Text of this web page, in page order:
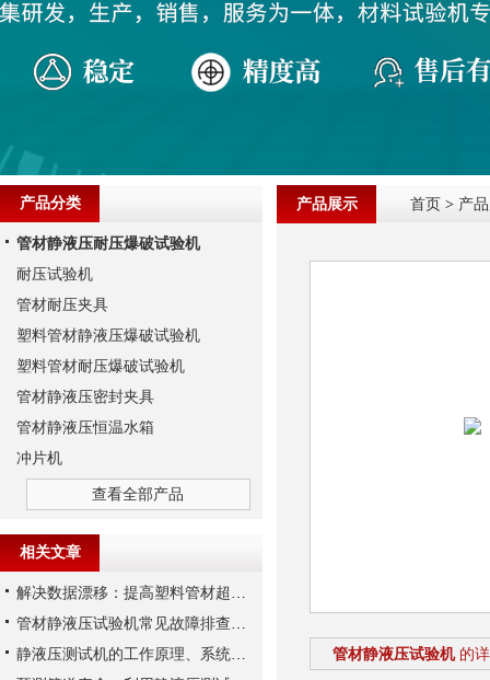
产品展示 首页 > 产
管材静液压试验机 的
产品分类
管材静液压耐压爆破试验机
耐压试验机
管材耐压夹具
塑料管材静液压爆破试验机
塑料管材耐压爆破试验机
管材静液压密封夹具
管材静液压恒温水箱
冲片机
查看全部产品
相关文章
解决数据漂移：提高塑料管材超高压试验机压力传感器稳定性的三大措施
管材静液压试验机常见故障排查及液压系统维护实务
静液压测试机的工作原理、系统构成与技术参数详解